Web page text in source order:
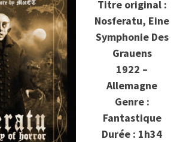
Titre original :
Nosferatu, Eine
Symphonie Des
Grauens
1922 –
Allemagne
Genre :
Fantastique
Durée : 1h34